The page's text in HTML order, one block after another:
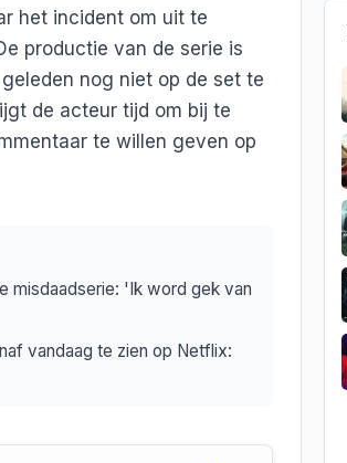
het incident om uit te
productie van de serie is
nog niet op de set te
de acteur tijd om bij te
te willen geven op
misdaadserie: 'Ik word gek van
vandaag te zien op Netflix: